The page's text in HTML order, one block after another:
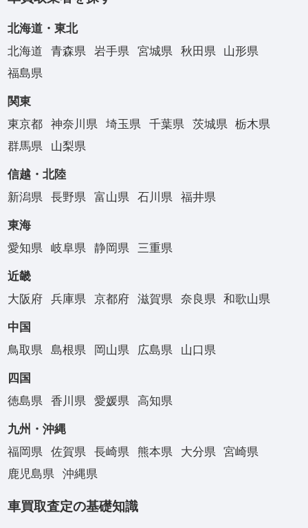
北海道・東北
北海道
青森県 岩手県 宮城県 秋田県
山形県
福島県
関東
東京都
神奈川県 埼玉県 千葉県 茨城県
栃木県
群馬県
山梨県
信越・北陸
新潟県
長野県 富山県 石川県 福井県
東海
愛知県
岐阜県 静岡県 三重県
近畿
大阪府
兵庫県 京都府 滋賀県 奈良県 和歌山県
中国
鳥取県
島根県 岡山県 広島県 山口県
四国
徳島県
香川県 愛媛県 高知県
九州・沖縄
福岡県
佐賀県 長崎県 熊本県 大分県
宮崎県
鹿児島県
沖縄県
車買取査定の基礎知識